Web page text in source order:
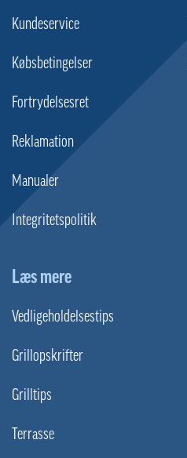
Kundeservice
Købsbetingelser
Fortrydelsesret
Reklamation
Manualer
Integritetspolitik
Læs mere
Vedligeholdelsestips
Grillopskrifter
Grilltips
Terrasse